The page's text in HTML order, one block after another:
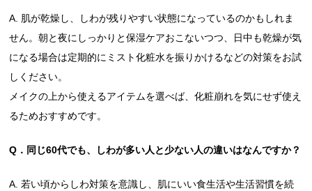
A. 肌が乾燥し、しわが残りやすい状態になっているのかもしれま
せん。朝と夜にしっかりと保湿ケアおこないつつ、日中も乾燥が気
になる場合は定期的にミスト化粧水を振りかけるなどの対策をお試
しください。
メイクの上から使えるアイテムを選べば、化粧崩れを気にせず使え
るためおすすめです。
Q．同じ60代でも、しわが多い人と少ない人の違いはなんですか？
A. 若い頃からしわ対策を意識し、肌にいい食生活や生活習慣を続